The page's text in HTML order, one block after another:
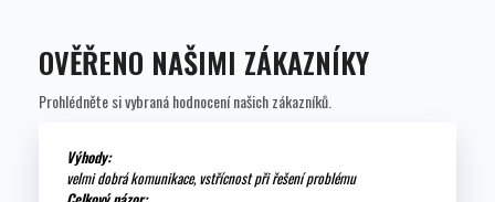
OVĚŘENO NAŠIMI ZÁKAZNÍKY
Prohlédněte si vybraná hodnocení našich zákazníků.
Výhody:
velmi dobrá komunikace, vstřícnost při řešení problému